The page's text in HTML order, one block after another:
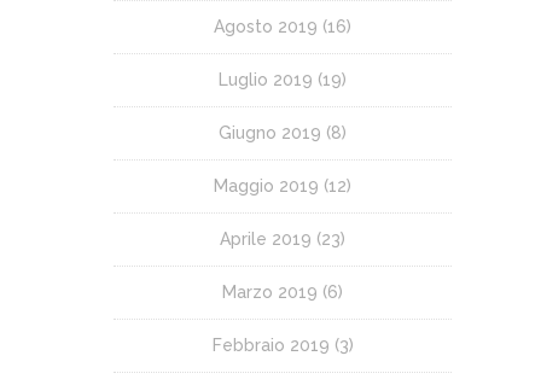
Agosto 2019 (16)
Luglio 2019 (19)
Giugno 2019 (8)
Maggio 2019 (12)
Aprile 2019 (23)
Marzo 2019 (6)
Febbraio 2019 (3)